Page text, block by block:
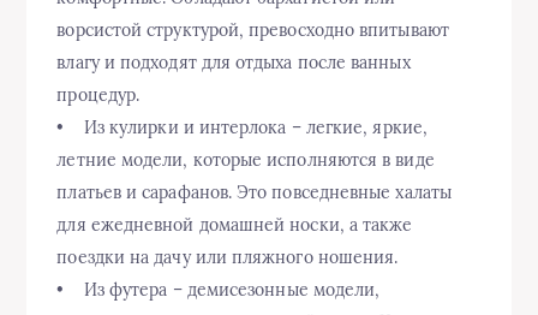
ворсистой структурой, превосходно впитывают
влагу и подходят для отдыха после ванных
процедур.
• Из кулирки и интерлока – легкие, яркие,
летние модели, которые исполняются в виде
платьев и сарафанов. Это повседневные халаты
для ежедневной домашней носки, а также
поездки на дачу или пляжного ношения.
• Из футера – демисезонные модели,